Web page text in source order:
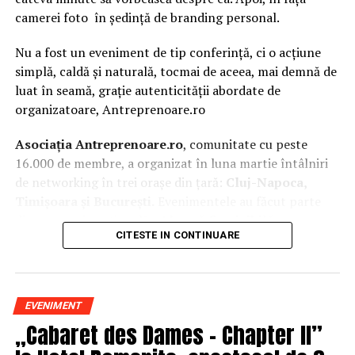
camerei foto în ședință de branding personal.
Nu a fost un eveniment de tip conferință, ci o acțiune
simplă, caldă și naturală, tocmai de aceea, mai demnă de
luat în seamă, grație autenticității abordate de
organizatoare, Antreprenoare.ro
Asociația Antreprenoare.ro, comunitate cu peste
16.000 de membre, a organizat în luna martie întâlniri
de networking în trei orașe din țară:
Cluj-Napoca,
campania națională„Aleg să fiu vizibilă„, o
inițiativă care combină sesiuni de fotografie de brand
prezentă, cu numele tău și cu afacerea ta, în spațiul
public.
La Cluj-Napoca, sesiunile foto au fost susținute de doi
fotografi profesioniști:Valentina Mihalache
CITESTE IN CONTINUARE
EVENIMENT
„Cabaret des Dames – Chapter II”